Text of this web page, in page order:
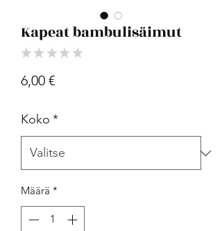
Kapeat bambulisäimut
★ ★ ★ ★ ★
6,00 €Hinta
Koko *
Määrä *